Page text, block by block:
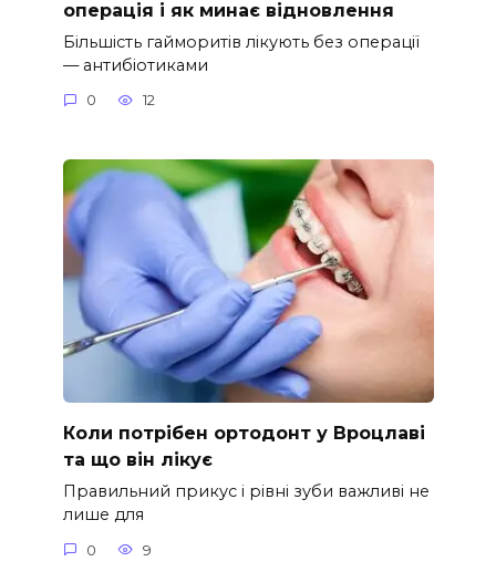
операція і як минає відновлення
Більшість гайморитів лікують без операції
— антибіотиками
0 12
Коли потрібен ортодонт у Вроцлаві
та що він лікує
Правильний прикус і рівні зуби важливі не
лише для
0 9